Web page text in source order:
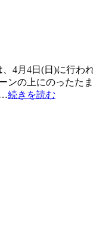
4月4日(日)に行
の上にのった
…続きを読む